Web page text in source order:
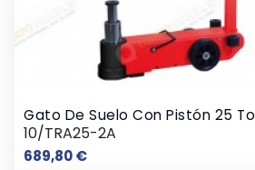
Gato De Suelo Con Pistón 25
10/TRA25-2A
689,80 €Precio